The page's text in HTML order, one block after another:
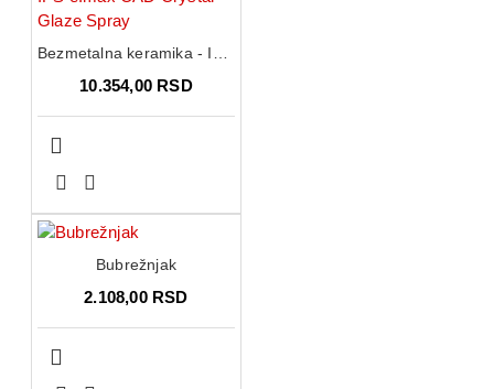
10.354,00 RSD
Bubrežnjak
2.108,00 RSD